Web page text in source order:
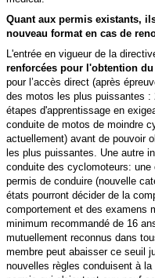
Quant aux permis existants,
nouveau format en cas de
L'entrée en vigueur de la
renforcées pour l'obtention
pour l’accès direct (après
des motos les plus puissantes :
étapes d'apprentissage en
conduite de motos de moindre
actuellement) avant de pouvoir
les plus puissantes. Une autre
conduite des cyclomoteurs: une
permis de conduire (nouvelle
états pourront décider de la
comportement et des examens
minimum recommandé de 16
mutuellement reconnus dans
membre peut abaisser ce seuil
nouvelles règles conduisent à